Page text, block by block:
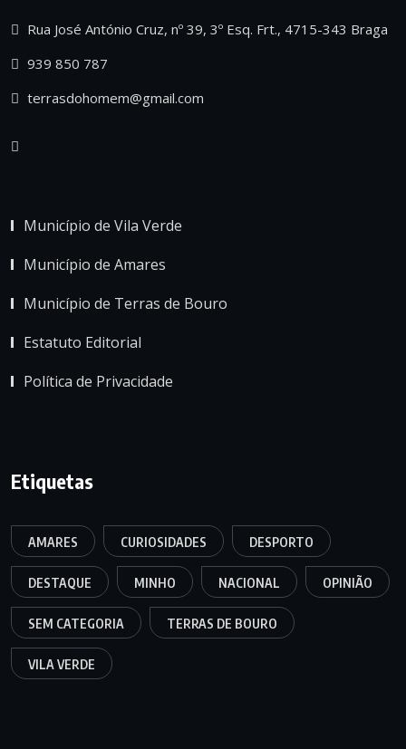
Rua José António Cruz, nº 39, 3º Esq. Frt., 4715-343 Braga
939 850 787
terrasdohomem@gmail.com
Município de Vila Verde
Município de Amares
Município de Terras de Bouro
Estatuto Editorial
Política de Privacidade
Etiquetas
AMARES CURIOSIDADES DESPORTO
DESTAQUE MINHO NACIONAL OPINIÃO
SEM CATEGORIA TERRAS DE BOURO
VILA VERDE